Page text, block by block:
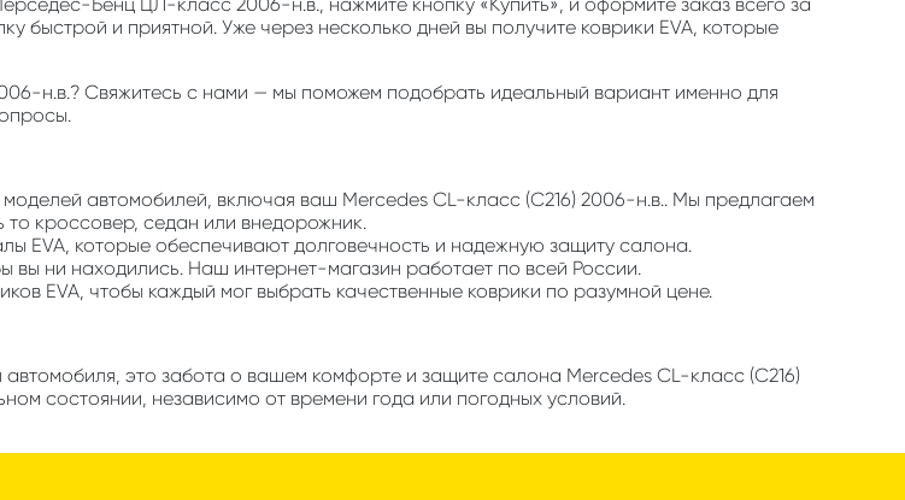
быстрой и приятной. Уже через несколько дней вы получите коврики EVA, которые
н.в.? Свяжитесь с нами — мы поможем подобрать идеальный вариант именно для
автомобилей, включая ваш Mercedes CL-класс (C216) 2006-н.в.. Мы предлагаем
то кроссовер, седан или внедорожник.
EVA, которые обеспечивают долговечность и надежную защиту салона.
вы ни находились. Наш интернет-магазин работает по всей России.
EVA, чтобы каждый мог выбрать качественные коврики по разумной цене.
это забота о вашем комфорте и защите салона Mercedes CL-класс (C216)
состоянии, независимо от времени года или погодных условий.